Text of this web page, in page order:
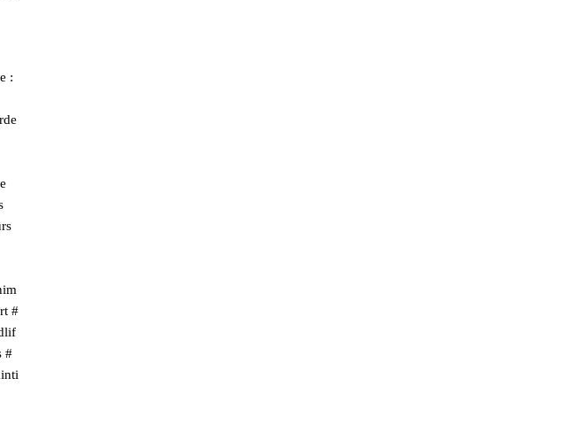
:
#
#